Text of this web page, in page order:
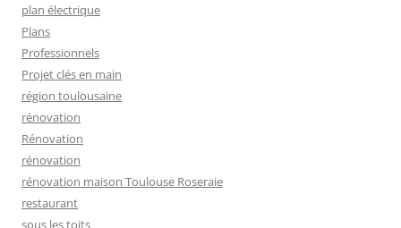
plan électrique
Plans
Professionnels
Projet clés en main
région toulousaine
rénovation
Rénovation
rénovation
rénovation maison Toulouse Roseraie
restaurant
sous les toits